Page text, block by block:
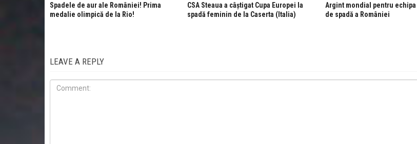
Spadele de aur ale României! Prima
medalie olimpică de la Rio!
CSA Steaua a câștigat Cupa Europei la
spadă feminin de la Caserta (Italia)
Argint mondial pentru
de spadă a României
LEAVE A REPLY